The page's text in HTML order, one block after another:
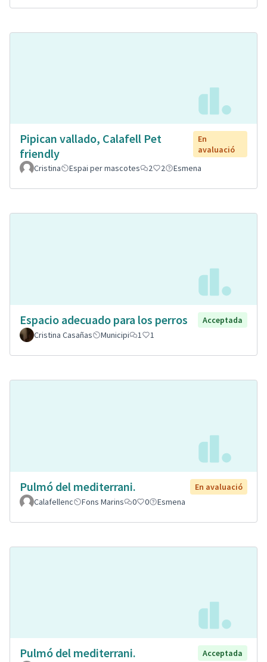
Pipican vallado, Calafell Pet
friendly
En
avaluació
Cristina
Espai per mascotes 2 2 Esmena
Espacio adecuado para los perros
Acceptada
Cristina Casañas
Municipi 1 1
Pulmó del mediterrani.
En avaluació
Calafellenc
Fons Marins 0 0 Esmena
Pulmó del mediterrani. Acceptada